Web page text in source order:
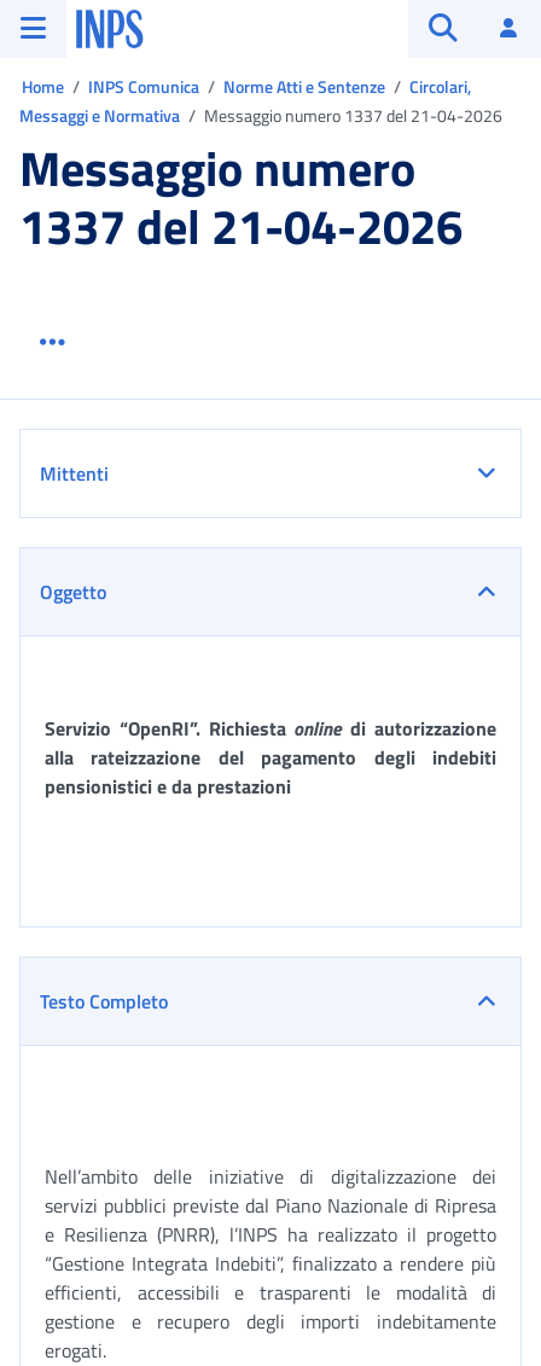
Vai al menu principale
Vai al contenuto principale
Vai al pie' di pagina
INPS ()
Home INPS Comunica Norme Atti e Sentenze
Circolari,
Messaggi e Normativa
Messaggio numero 1337 del 21-04-2026
Messaggio numero
1337 del 21-04-2026
Mittenti
Oggetto
Servizio “OpenRI”. Richiesta onlinedi autorizzazione
alla rateizzazione del pagamento degli indebiti
pensionistici e da prestazioni
Testo Completo
Nell’ambito delle iniziative di digitalizzazione dei
servizi pubblici previste dal Piano Nazionale di Ripresa
e Resilienza (PNRR), l’INPS ha realizzato il progetto
“Gestione Integrata Indebiti”, finalizzato a rendere più
efficienti, accessibili e trasparenti le modalità di
gestione e recupero degli importi indebitamente
erogati.